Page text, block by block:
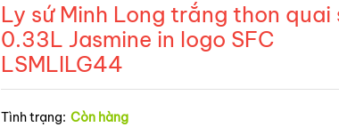
Ly sứ Minh Long trắng thon quai
0.33L Jasmine in logo SFC
LSMLILG44
Tình trạng: Còn hàng